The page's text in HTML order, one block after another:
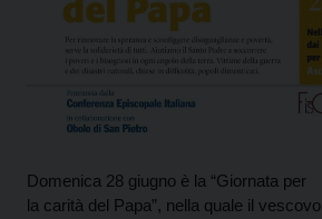
Domenica 28 giugno è la “Giornata per
la carità del Papa”, nella quale il vescovo